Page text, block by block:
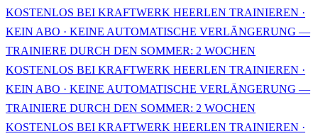
KOSTENLOS BEI KRAFTWERK HEERLEN TRAINIEREN ·
KEIN ABO · KEINE AUTOMATISCHE VERLÄNGERUNG —
TRAINIERE DURCH DEN SOMMER: 2 WOCHEN
KOSTENLOS BEI KRAFTWERK HEERLEN TRAINIEREN ·
KEIN ABO · KEINE AUTOMATISCHE VERLÄNGERUNG —
TRAINIERE DURCH DEN SOMMER: 2 WOCHEN
KOSTENLOS BEI KRAFTWERK HEERLEN TRAINIEREN ·